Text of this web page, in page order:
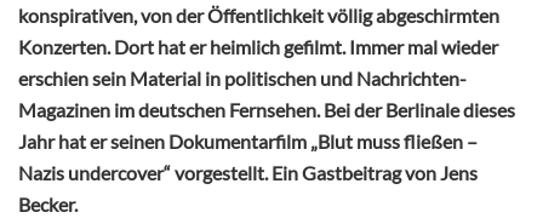
konspirativen, von der Öffentlichkeit völlig abgeschirmten
Konzerten. Dort hat er heimlich gefilmt. Immer mal wieder
erschien sein Material in politischen und Nachrichten-
Magazinen im deutschen Fernsehen. Bei der Berlinale dieses
Jahr hat er seinen Dokumentarfilm „Blut muss fließen –
Nazis undercover“ vorgestellt. Ein Gastbeitrag von Jens
Becker.